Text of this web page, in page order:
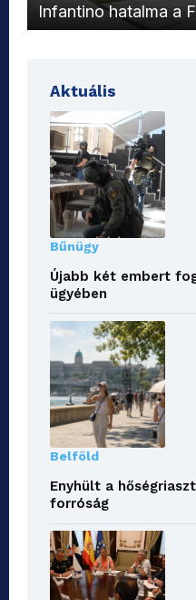
Infantino hatalma a
Aktuális
Bűnügy
Újabb két embert
ügyében
Belföld
Enyhült a
forróság